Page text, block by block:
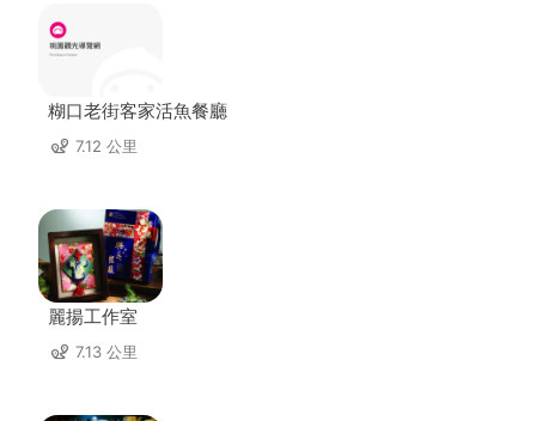
糊口老街客家活魚餐廳
7.12 公里
麗揚工作室
7.13 公里